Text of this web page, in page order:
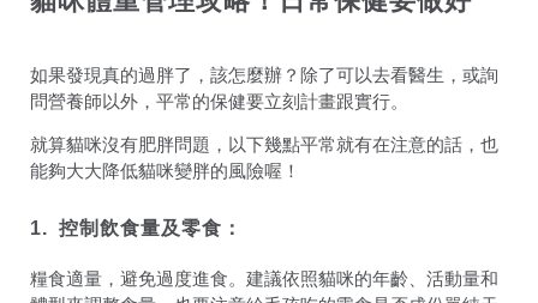
如果發現真的過胖了，該怎麼辦？除了可以去看醫生，或詢
問營養師以外，平常的保健要立刻計畫跟實行。
就算貓咪沒有肥胖問題，以下幾點平常就有在注意的話，也
能夠大大降低貓咪變胖的風險喔！
1. 控制飲食量及零食：
糧食適量，避免過度進食。建議依照貓咪的年齡、活動量和